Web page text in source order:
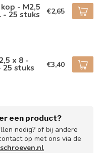
- M2,5
- 25 stuks €2,65
x 8 -
25 stuks €3,40
een product?
nodig? of bij andere
op met ons via de